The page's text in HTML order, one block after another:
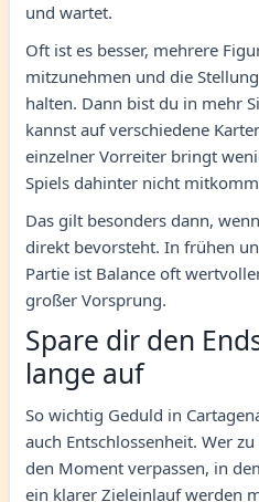
und wartet.
Oft ist es besser, mehrere
mitzunehmen und die
halten. Dann bist du in mehr
kannst auf verschiedene
einzelner Vorreiter bringt
Spiels dahinter nicht
Das gilt besonders dann,
direkt bevorsteht. In frühen
Partie ist Balance oft
großer Vorsprung.
Spare dir den
lange auf
So wichtig Geduld in
auch Entschlossenheit. Wer
den Moment verpassen, in
ein klarer Zieleinlauf werden